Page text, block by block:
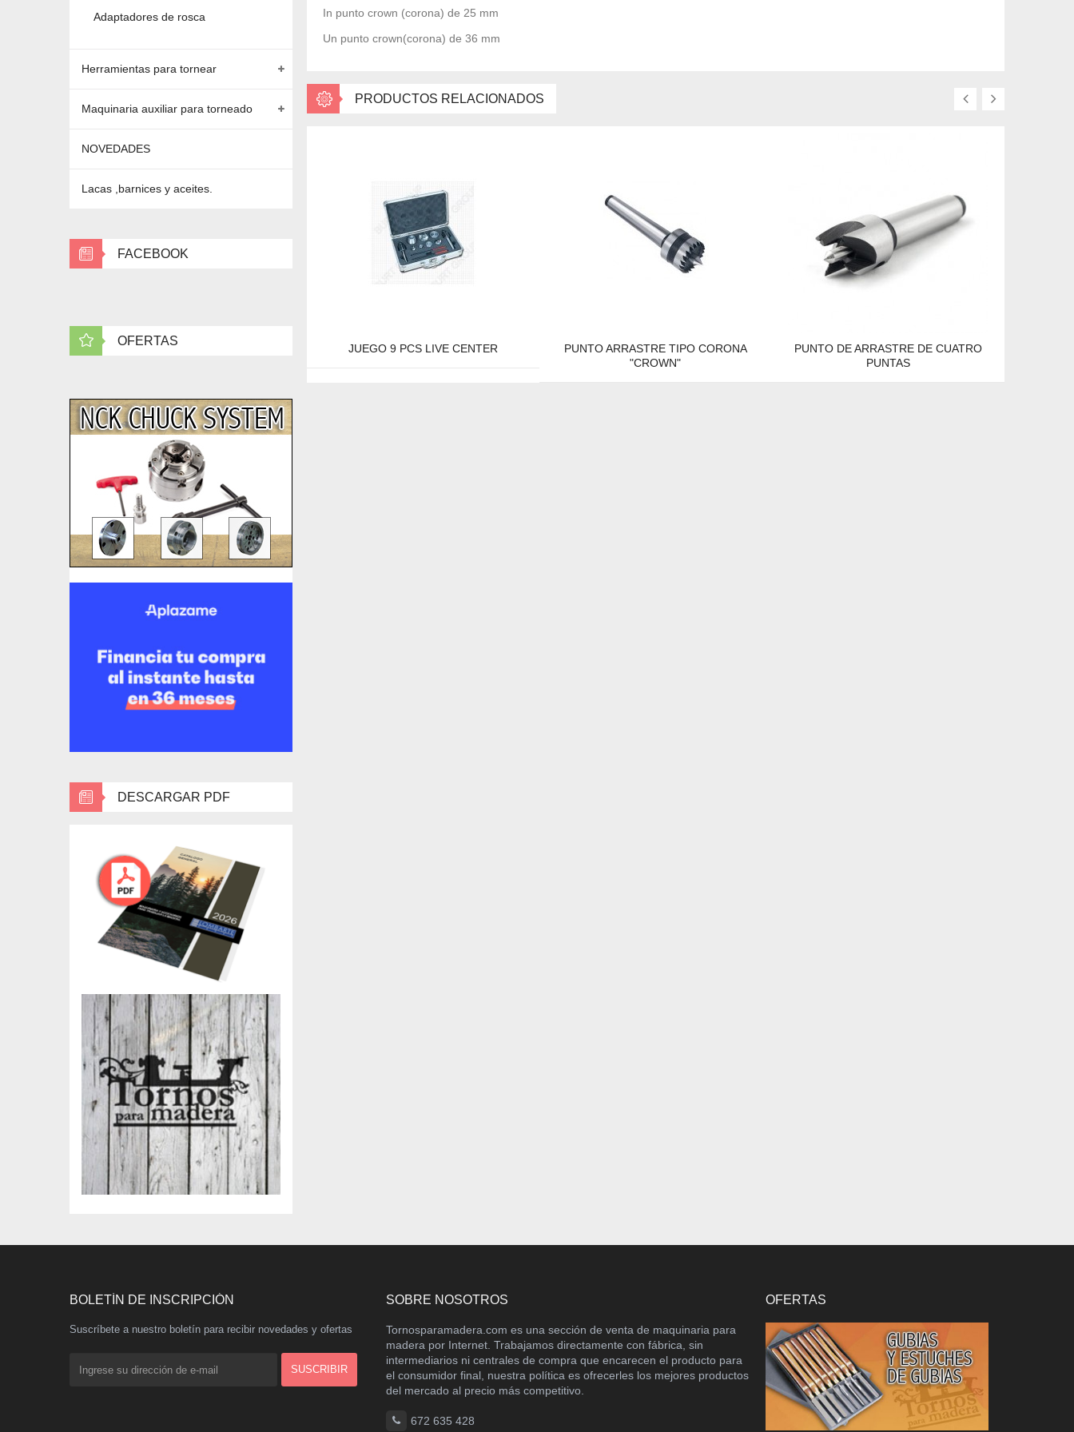
Adaptadores de rosca
Herramientas para tornear
Maquinaria auxiliar para torneado
NOVEDADES
Lacas ,barnices y aceites.
FACEBOOK
OFERTAS
DESCARGAR PDF
In punto crown (corona) de 25 mm
Un punto crown(corona) de 36 mm
PRODUCTOS RELACIONADOS
JUEGO 9 PCS LIVE CENTER
PUNTO ARRASTRE TIPO CORONA
"CROWN"
PUNTO DE ARRASTRE DE CUATRO
PUNTAS
BOLETÍN DE INSCRIPCIÓN
Suscríbete a nuestro boletín para recibir novedades y ofertas
SOBRE NOSOTROS
Tornosparamadera.com es una sección de venta de maquinaria para
madera por Internet. Trabajamos directamente con fábrica, sin
intermediarios ni centrales de compra que encarecen el producto para
el consumidor final, nuestra política es ofrecerles los mejores productos
del mercado al precio más competitivo.
672 635 428
OFERTAS